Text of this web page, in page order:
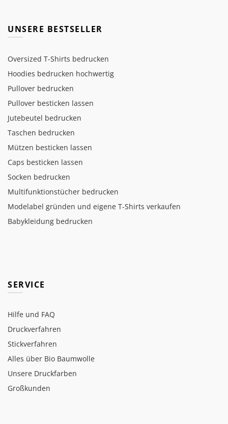
UNSERE BESTSELLER
Oversized T-Shirts bedrucken
Hoodies bedrucken hochwertig
Pullover bedrucken
Pullover besticken lassen
Jutebeutel bedrucken
Taschen bedrucken
Mützen besticken lassen
Caps besticken lassen
Socken bedrucken
Multifunktionstücher bedrucken
Modelabel gründen und eigene T-Shirts verkaufen
Babykleidung bedrucken
SERVICE
Hilfe und FAQ
Druckverfahren
Stickverfahren
Alles über Bio Baumwolle
Unsere Druckfarben
Großkunden